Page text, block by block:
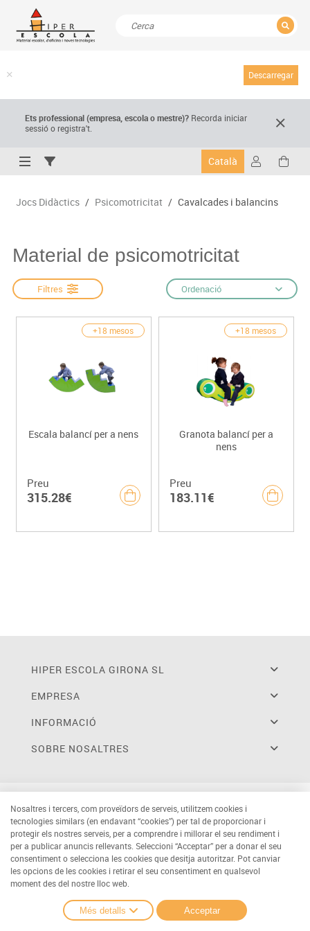
Descarregar
Ets professional (empresa,escola o mestre)? Recorda iniciar
sessió o registra't.
Català
Jocs Didàctics / Psicomotricitat / Cavalcades i balancins
Material de psicomotricitat
Filtres Ordenació
+18 mesos
Escala balancí per a nens
Preu
315.28€
+18 mesos
Granota balancí per a
nens
Preu
183.11€
HIPER ESCOLA GIRONA SL
EMPRESA
INFORMACIÓ
SOBRE NOSALTRES
Nosaltres i tercers, com proveïdors de serveis, utilitzem cookies i
tecnologies similars (en endavant “cookies”) per tal de proporcionar i
protegir els nostres serveis, per a comprendre i millorar el seu rendiment i
per a publicar anuncis rellevants. Seleccioni “Acceptar” per a donar el seu
consentiment o selecciona les cookies que desitja autoritzar. Pot canviar
les opcions de les cookies i retirar el seu consentiment en qualsevol
moment des del nostre lloc web.
Més detalls Acceptar